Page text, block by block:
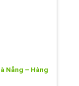
Nẵng – Hàng